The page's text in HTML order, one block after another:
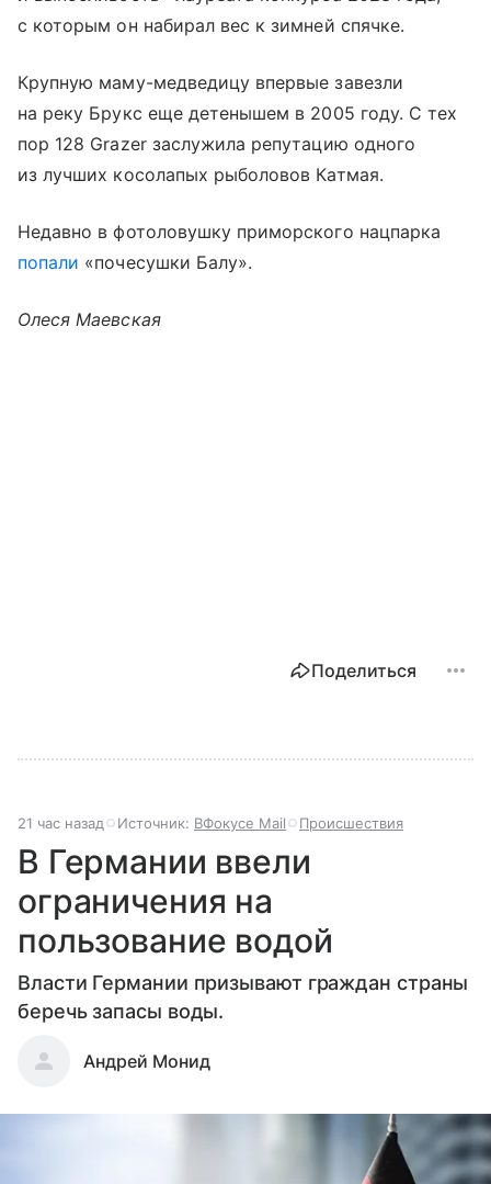
с которым он набирал вес к зимней спячке.
Крупную маму-медведицу впервые завезли
на реку Брукс еще детенышем в 2005 году. С тех
пор 128 Grazer заслужила репутацию одного
из лучших косолапых рыболовов Катмая.
Недавно в фотоловушку приморского нацпарка
попали «почесушки Балу».
Олеся Маевская
Поделиться
21 час назад Источник: ВФокусе Mail Происшествия
В Германии ввели
ограничения на
пользование водой
Власти Германии призывают граждан страны
беречь запасы воды.
Андрей Монид